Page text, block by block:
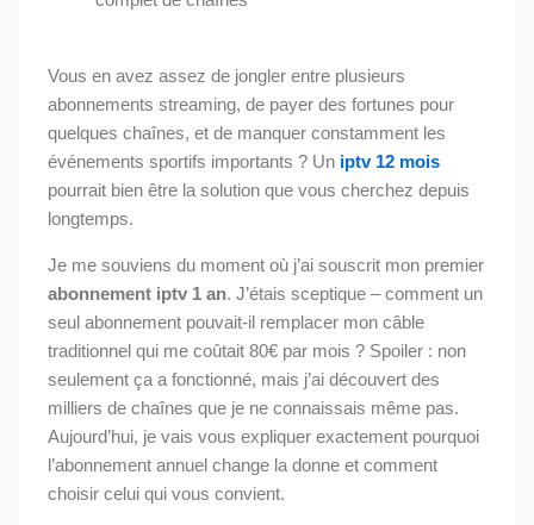
Vous en avez assez de jongler entre plusieurs
abonnements streaming, de payer des fortunes pour
quelques chaînes, et de manquer constamment les
événements sportifs importants ? Un iptv 12 mois
pourrait bien être la solution que vous cherchez depuis
longtemps.
Je me souviens du moment où j’ai souscrit mon premier
abonnement iptv 1 an. J’étais sceptique – comment un
seul abonnement pouvait-il remplacer mon câble
traditionnel qui me coûtait 80€ par mois ? Spoiler : non
seulement ça a fonctionné, mais j’ai découvert des
milliers de chaînes que je ne connaissais même pas.
Aujourd’hui, je vais vous expliquer exactement pourquoi
l’abonnement annuel change la donne et comment
choisir celui qui vous convient.